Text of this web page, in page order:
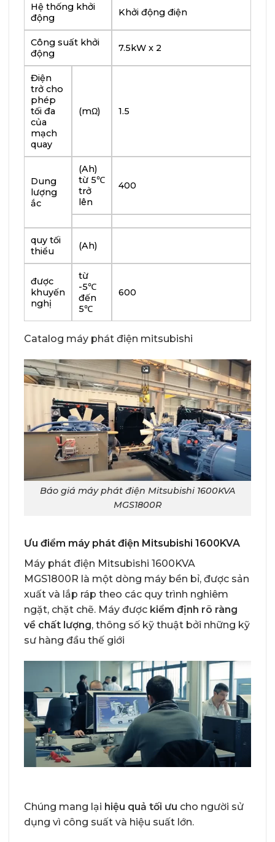
Hệ thống khởi
động
Khởi động điện
Công suất khởi
động
7.5kW x 2
Điện
trở cho
phép
tối đa
của
mạch
quay
(mΩ) 1.5
Dung
lượng
ắc
(Ah)
từ 5℃
trở
lên
400
quy tối
thiểu
(Ah)
được
khuyến
nghị
từ
-5℃
đến
5℃
600
Catalog máy phát điện mitsubishi
Báo giá máy phát điện Mitsubishi 1600KVA
MGS1800R
Ưu điểm máy phát điện Mitsubishi 1600KVA
Máy phát điện Mitsubishi 1600KVA
MGS1800R là một dòng máy bền bỉ, được sản
xuất và lắp ráp theo các quy trình nghiêm
ngặt, chặt chẽ. Máy được kiểm định rõ ràng
về chất lượng, thông số kỹ thuật bởi những kỹ
sư hàng đầu thế giới
Chúng mang lại hiệu quả tối ưu cho người sử
dụng vì công suất và hiệu suất lớn.